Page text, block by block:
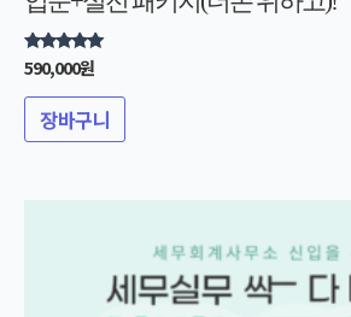
5 중에서
5.00
로 평가됨
590,000원
장바구니
380,000원.304,000원.